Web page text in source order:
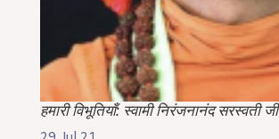
हमारी विभूतियाँ: स्वामी निरंजनानंद सरस्वती जी